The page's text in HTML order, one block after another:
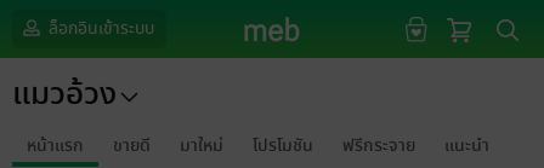
ล็อกอินเข้าระบบ
แมวอ้วง
หน้าแรก ขายดี มาใหม่ โปรโมชัน ฟรีกระจาย แนะนำ